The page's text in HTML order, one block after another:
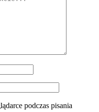
podczas pisania